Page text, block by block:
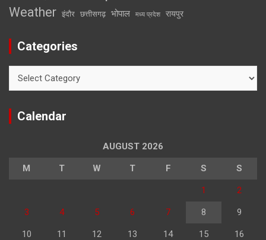
Weather इंदौर छत्तीसगढ़ भोपाल मध्य प्रदेश रायपुर
Categories
Calendar
AUGUST 2026
M T W T F S S
1 2
3 4 5 6 7 8 9
10 11 12 13 14 15 16